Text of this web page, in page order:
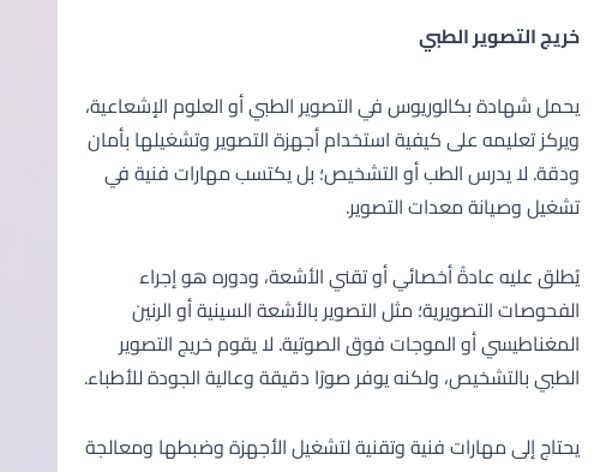
خريج التصوير الطبي
يحمل شهادة بكالوريوس في التصوير الطبي أو العلوم الإشعاعية،
ويركز تعليمه على كيفية استخدام أجهزة التصوير وتشغيلها بأمان
ودقة. لا يدرس الطب أو التشخيص؛ بل يكتسب مهارات فنية في
تشغيل وصيانة معدات التصوير.
يُطلق عليه عادةً أخصائي أو تقني الأشعة، ودوره هو إجراء
الفحوصات التصويرية؛ مثل التصوير بالأشعة السينية أو الرنين
المغناطيسي أو الموجات فوق الصوتية. لا يقوم خريج التصوير
الطبي بالتشخيص، ولكنه يوفر صورًا دقيقة وعالية الجودة للأطباء.
يحتاج إلى مهارات فنية وتقنية لتشغيل الأجهزة وضبطها ومعالجة